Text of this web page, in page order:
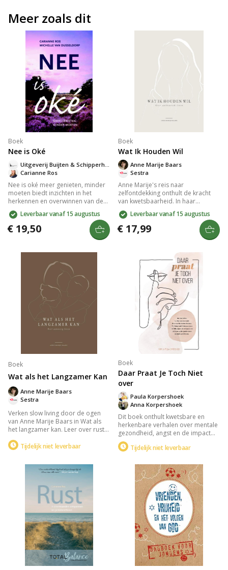
Meer zoals dit
Boek
Nee is Oké
Carianne Ros
Uitgeverij Buijten & Schipperheijn
Nee is oké meer genieten, minder
moeten biedt inzichten in het
herkennen en overwinnen van de
please disease. Therapeuten
Carianne Ros en Michelle van
Dusseldorp onthullen zeven
pleasetypes en geven praktische
adviezen voor meer zelfbewustzijn
Leverbaar vanaf 15 augustus
€ 19,50
Boek
Wat Ik Houden Wil
Sestra
Anne Marije Baars
Anne Marije's reis naar
zelfontdekking onthult de kracht
van kwetsbaarheid. In haar
zoektocht naar authenticiteit leert
ze omgaan met burn-outs en
depressies, omarmt ze haar
autisme, en vindt ze vrijheid in
herontdekken en oude ballast los
kunt laten.
Leverbaar vanaf 15 augustus
€ 17,99
Boek
Wat als het Langzamer Kan
Sestra
Anne Marije Baars
Verken slow living door de ogen
van Anne Marije Baars in Wat als
het langzamer kan. Leer over rust
flexibel omgaan met
hart met prachtige foto's die
Tijdelijk niet leverbaar
Boek
Daar Praat Je Toch Niet
over
Anna Korpershoek
Paula Korpershoek
Dit boek onthult kwetsbare en
herkenbare verhalen over mentale
gezondheid, angst en de impact
van seksueel misbruik. Met humor
en zelfspot delen schoonzussen
principes die hen hielpen
herstellen. Hun openhartigheid
inspireert, verbindt en helpt
schaamte doorbreken.
Tijdelijk niet leverbaar